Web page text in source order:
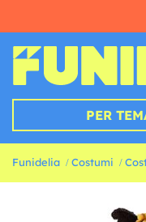
PER
Funidelia Costumi